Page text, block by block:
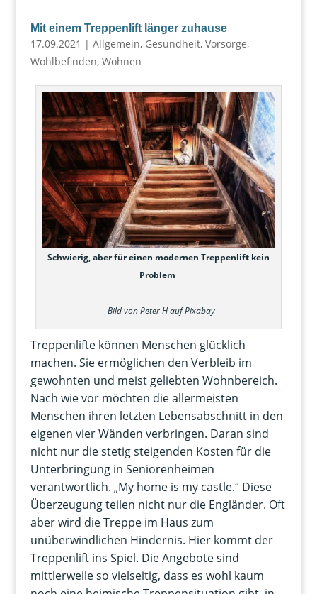
Mit einem Treppenlift länger zuhause
17.09.2021 | Allgemein, Gesundheit, Vorsorge,
Wohlbefinden, Wohnen
Schwierig, aber für einen modernen Treppenlift kein
Problem
Bild von Peter H aufPixabay
Treppenlifte können Menschen glücklich
machen. Sie ermöglichen den Verbleib im
gewohnten und meist geliebten Wohnbereich.
Nach wie vor möchten die allermeisten
Menschen ihren letzten Lebensabschnitt in den
eigenen vier Wänden verbringen. Daran sind
nicht nur die stetig steigenden Kosten für die
Unterbringung in Seniorenheimen
verantwortlich. „My home is my castle.“ Diese
Überzeugung teilen nicht nur die Engländer. Oft
aber wird die Treppe im Haus zum
unüberwindlichen Hindernis. Hier kommt der
Treppenlift ins Spiel. Die Angebote sind
mittlerweile so vielseitig, dass es wohl kaum